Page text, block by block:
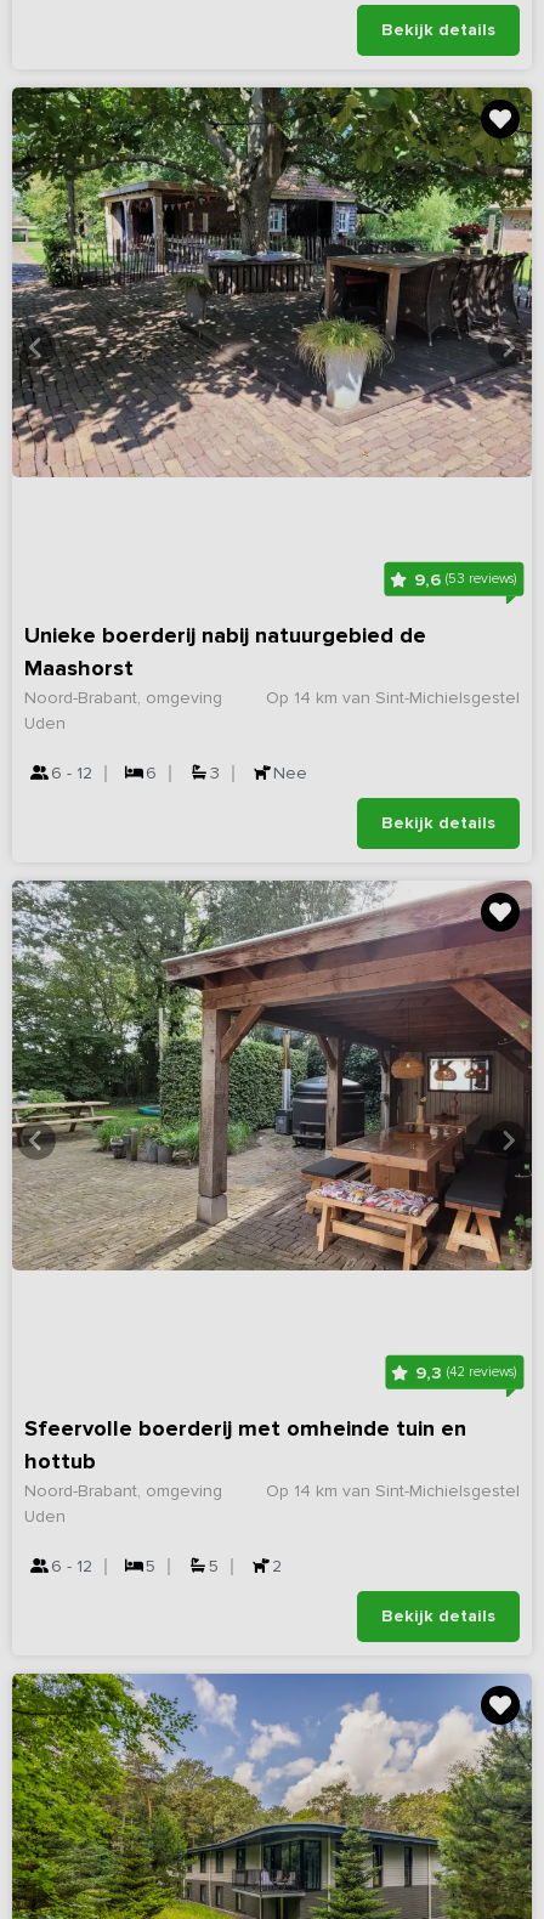
Bekijk details
9,6 (53 reviews)
Unieke boerderij nabij natuurgebied de
Maashorst
Op 14 km van Sint-Michielsgestel
Noord-Brabant, omgeving
Uden
6 - 12 6 3 Nee
Bekijk details
9,3(42 reviews)
Sfeervolle boerderij met omheinde tuin en
hottub
Op 14 km van Sint-Michielsgestel
Noord-Brabant, omgeving
Uden
6 - 12 5 5 2
Bekijk details